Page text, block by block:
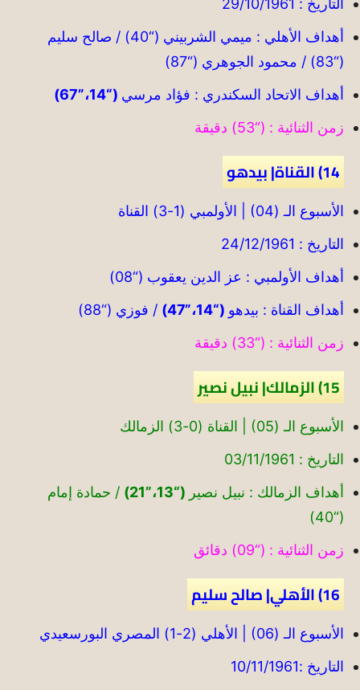
التاريخ : 29/10/1961
أهداف الأهلي : ميمي الشربيني (“40) / صالح سليم
(“83) / محمود الجوهري (“87)
أهداف الاتحاد السكندري : فؤاد مرسي (“14،”67)
زمن الثنائية : (“53) دقيقة
14) القناة| بيدهو
الأسبوع الـ (04) | الأولمبي (1-3) القناة
التاريخ : 24/12/1961
أهداف الأولمبي : عز الدين يعقوب (“08)
أهداف القناة : بيدهو (“14،”47)
/ فوزي (“88)
زمن الثنائية : (“33) دقيقة
15) الزمالك| نبيل نصير
الأسبوع الـ (05) | القناة (0-3) الزمالك
التاريخ : 03/11/1961
أهداف الزمالك : نبيل نصير (“13،”21)
/ حمادة إمام
(“40)
زمن الثنائية : (“09) دقائق
16) الأهلي| صالح سليم
الأسبوع الـ (06) | الأهلي (2-1) المصري البورسعيدي
التاريخ :10/11/1961